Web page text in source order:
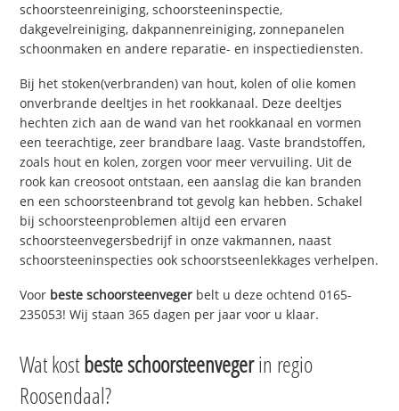
schoorsteenreiniging, schoorsteeninspectie,
dakgevelreiniging, dakpannenreiniging, zonnepanelen
schoonmaken en andere reparatie- en inspectiediensten.
Bij het stoken(verbranden) van hout, kolen of olie komen
onverbrande deeltjes in het rookkanaal. Deze deeltjes
hechten zich aan de wand van het rookkanaal en vormen
een teerachtige, zeer brandbare laag. Vaste brandstoffen,
zoals hout en kolen, zorgen voor meer vervuiling. Uit de
rook kan creosoot ontstaan, een aanslag die kan branden
en een schoorsteenbrand tot gevolg kan hebben. Schakel
bij schoorsteenproblemen altijd een ervaren
schoorsteenvegersbedrijf in onze vakmannen, naast
schoorsteeninspecties ook schoorstseenlekkages verhelpen.
Voor beste schoorsteenveger belt u deze ochtend 0165-
235053! Wij staan 365 dagen per jaar voor u klaar.
Wat kostbeste schoorsteenvegerin regio
Roosendaal?